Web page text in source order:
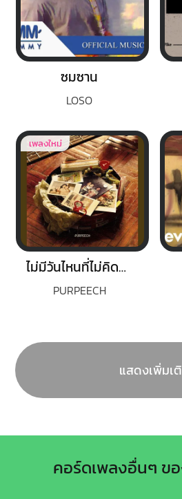
ซมซาน
LOSO
เพลงใหม่
ไม่มีวันไหนที่ไม่คิดถึง (starlost.)
PURPEECH
แสดงเพิ่มเ
คอร์ดเพลงอื่นๆ ข